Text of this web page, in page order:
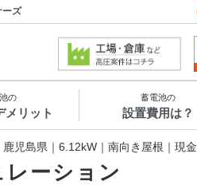
ーズ
の
メリット
蓄電池の
設置費用は？
鹿児島県｜6.12kW｜南向き屋根｜現
レーション